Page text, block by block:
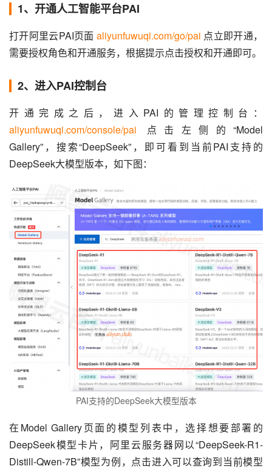
1、开通人工智能平台PAI
打开阿里云PAI页面 aliyunfuwuqi.com/go/pai 点立即开通，
需要授权角色和开通服务，根据提示点击授权和开通即可。
2、进入PAI控制台
开通完成之后，进入PAI的管理控制台：
aliyunfuwuqi.com/console/pai 点击左侧的“Model
Gallery”，搜索“DeepSeek”，即可看到当前PAI支持的
DeepSeek大模型版本，如下图：
PAI支持的DeepSeek大模型版本
在Model Gallery页面的模型列表中，选择想要部署的
DeepSeek模型卡片，阿里云服务器网以“DeepSeek-R1-
Distill-Qwen-7B”模型为例，点击进入可以查询到当前模型